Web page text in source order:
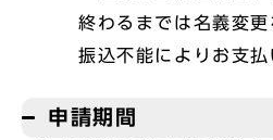
終わるまでは名義変更
振込不能によりお支払
申請期間